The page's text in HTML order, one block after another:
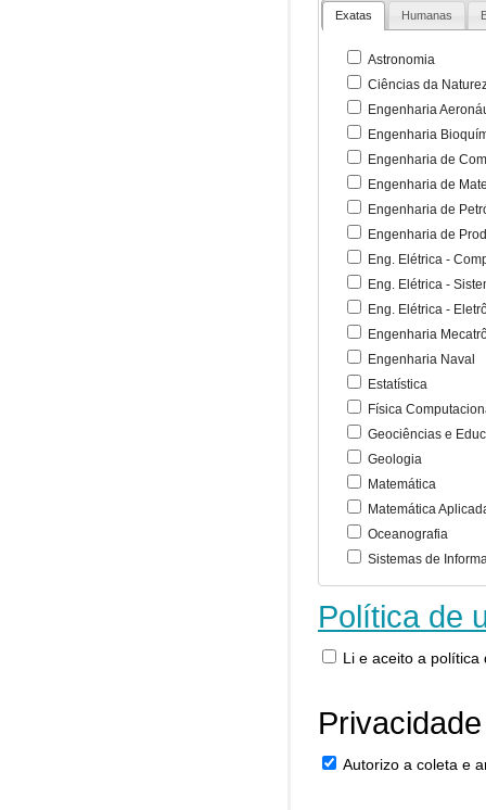
Exatas Humanas
Astronomia
Ciências da
Engenharia
Engenharia
Engenharia de
Engenharia de
Engenharia de
Engenharia de
Eng. Elétrica -
Eng. Elétrica -
Eng. Elétrica -
Engenharia
Engenharia Naval
Estatística
Física
Geociências e
Geologia
Matemática
Matemática
Oceanografia
Sistemas de
Política de
Li e aceito a política
Autorizo a coleta e